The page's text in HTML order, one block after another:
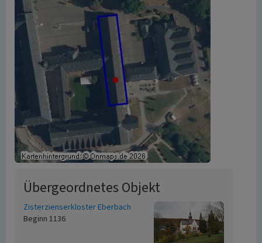
Übergeordnetes Objekt
Zisterzienserkloster Eberbach
Beginn 1136